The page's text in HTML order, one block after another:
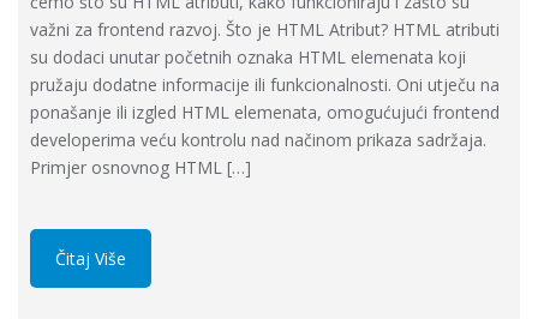
važni za frontend razvoj. Što je HTML Atribut? HTML atributi
su dodaci unutar početnih oznaka HTML elemenata koji
pružaju dodatne informacije ili funkcionalnosti. Oni utječu na
ponašanje ili izgled HTML elemenata, omogućujući frontend
developerima veću kontrolu nad načinom prikaza sadržaja.
Primjer osnovnog HTML […]
Čitaj Više